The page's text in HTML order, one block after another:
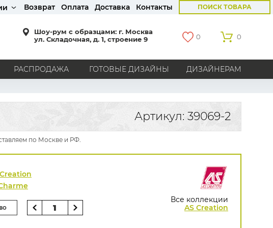
Возврат Оплата Доставка Контакты ПОИСК ТОВАРА
Шоу-рум с образцами: г. Москва
ул. Складочная, д. 1, строение 9
0 0
РАСПРОДАЖА ГОТОВЫЕ ДИЗАЙНЫ ДИЗАЙНЕРАМ
Америка
Англия Бельгия
Германия
Голландия
Россия Все страны
БРЕНДЫ
York
Bernardo Bartalucci
Zambaiti
AS Creation
Hygge Roll
Luna
Артикул: 39069-2
по Москве и РФ.
Все коллекции
AS Creation